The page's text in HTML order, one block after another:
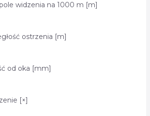
widzenia na 1000 m [m]
ostrzenia [m]
od oka [mm]
[×]